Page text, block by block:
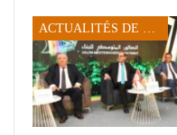
ACTUALITÉS DE SFAX